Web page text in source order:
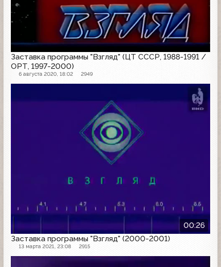
Заставка программы "Взгляд" (ЦТ СССР, 1988-1991 /
ОРТ, 1997-2000)
6 августа 2020, 18:02 2949
00:26
Заставка программы "Взгляд" (2000-2001)
13 марта 2021, 23:08 2915